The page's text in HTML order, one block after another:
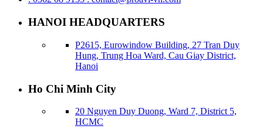
HANOI HEADQUARTERS
P2615, Eurowindow Building, 27 Tran Duy
Hung, Trung Hoa Ward, Cau Giay District,
Hanoi
Ho Chi Minh City
20 Nguyen Duy Duong, Ward 7, District 5,
HCMC